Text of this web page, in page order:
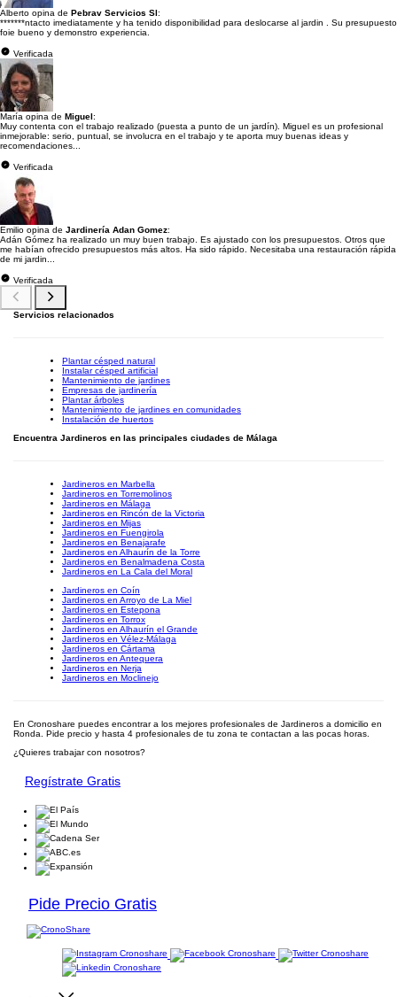
Alberto opina de Pebrav Servicios Sl:
*******ntacto imediatamente y ha tenido disponibilidad para deslocarse al jardin . Su presupuesto
foie bueno y demonstro experiencia.
Verificada
María opina de Miguel:
Muy contenta con el trabajo realizado (puesta a punto de un jardín). Miguel es un profesional
inmejorable: serio, puntual, se involucra en el trabajo y te aporta muy buenas ideas y
recomendaciones...
Verificada
Emilio opina de Jardinería Adan Gomez:
Adán Gómez ha realizado un muy buen trabajo. Es ajustado con los presupuestos. Otros que
me habían ofrecido presupuestos más altos. Ha sido rápido. Necesitaba una restauración rápida
de mi jardin...
Verificada
Servicios relacionados
Plantar césped natural
Instalar césped artificial
Mantenimiento de jardines
Empresas de jardinería
Plantar árboles
Mantenimiento de jardines en comunidades
Instalación de huertos
Encuentra Jardineros en las principales ciudades de Málaga
Jardineros en Marbella
Jardineros en Torremolinos
Jardineros en Málaga
Jardineros en Rincón de la Victoria
Jardineros en Mijas
Jardineros en Fuengirola
Jardineros en Benajarafe
Jardineros en Alhaurín de la Torre
Jardineros en Benalmadena Costa
Jardineros en La Cala del Moral
Jardineros en Coín
Jardineros en Arroyo de La Miel
Jardineros en Estepona
Jardineros en Torrox
Jardineros en Alhaurín el Grande
Jardineros en Vélez-Málaga
Jardineros en Cártama
Jardineros en Antequera
Jardineros en Nerja
Jardineros en Moclinejo
En Cronoshare puedes encontrar a los mejores profesionales de Jardineros a domicilio en
Ronda. Pide precio y hasta 4 profesionales de tu zona te contactan a las pocas horas.
¿Quieres trabajar con nosotros?
Regístrate Gratis
Pide Precio Gratis